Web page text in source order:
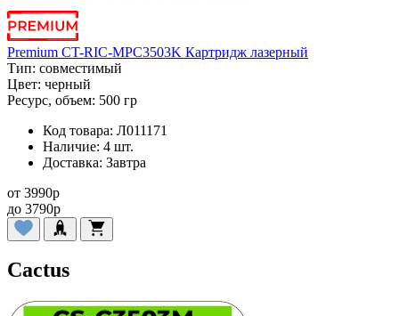
Premium CT-RIC-MPC3503K Картридж лазерный
Тип: совместимый
Цвет: черный
Ресурс, объем: 500 гр
Код товара: Л011171
Наличие: 4 шт.
Доставка: Завтра
от 3990p
до 3790p
Cactus